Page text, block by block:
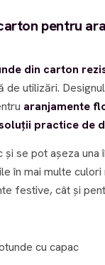
pentru
din carton
utilizări.
aranjamente
practice de
se pot așeza una
în mai multe
festive, cât și
cu capac